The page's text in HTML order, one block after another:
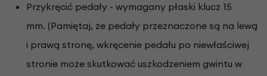
Przykręcić pedały - wymagany płaski klucz 15
mm. (Pamiętaj, że pedały przeznaczone są na lewą
i prawą stronę, wkręcenie pedału po niewłaściwej
stronie może skutkować uszkodzeniem gwintu w